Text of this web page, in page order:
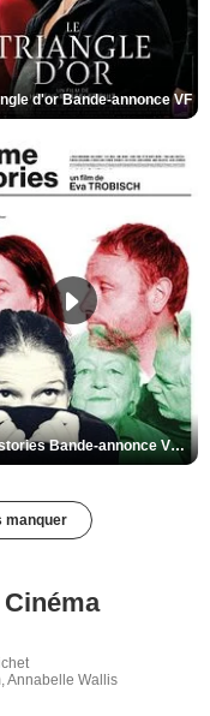
d'or Bande-annonce VF
Home stories Bande-annonce VO STFR
manquer
Annabelle Wallis